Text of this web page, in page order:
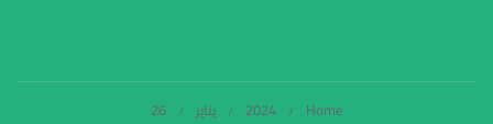
Home
2024 يناير 26